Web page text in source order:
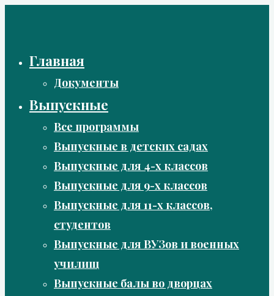
Главная
Документы
Выпускные
Все программы
Выпускные в детских садах
Выпускные для 4-х классов
Выпускные для 9-х классов
Выпускные для 11-х классов,
студентов
Выпускные для ВУЗов и военных
училищ
Выпускные балы во дворцах